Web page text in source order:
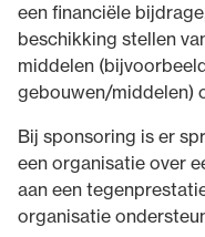
een financiële
beschikking stellen
middelen
gebouwen/middelen)
Bij sponsoring is er
een organisatie over
aan een
organisatie